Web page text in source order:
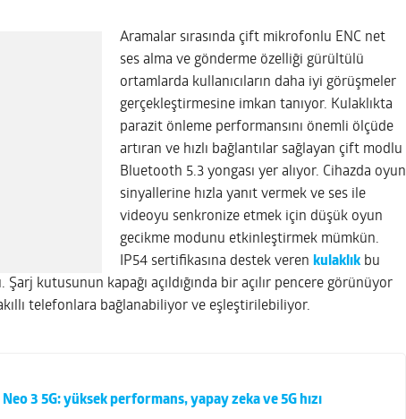
Aramalar sırasında çift mikrofonlu ENC net
ses alma ve gönderme özelliği gürültülü
ortamlarda kullanıcıların daha iyi görüşmeler
gerçekleştirmesine imkan tanıyor. Kulaklıkta
parazit önleme performansını önemli ölçüde
artıran ve hızlı bağlantılar sağlayan çift modlu
Bluetooth 5.3 yongası yer alıyor. Cihazda oyun
sinyallerine hızla yanıt vermek ve ses ile
videoyu senkronize etmek için düşük oyun
gecikme modunu etkinleştirmek mümkün.
IP54 sertifikasına destek veren kulaklık bu
Şarj kutusunun kapağı açıldığında bir açılır pencere görünüyor
telefonlara bağlanabiliyor ve eşleştirilebiliyor.
3 5G: yüksek performans, yapay zeka ve 5G hızı